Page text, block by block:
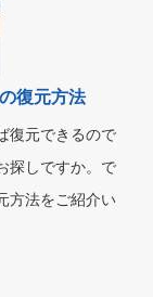
復元方法
復元できるので
探しですか。で
方法をご紹介い